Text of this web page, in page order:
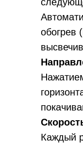
обогрев (
Каждый